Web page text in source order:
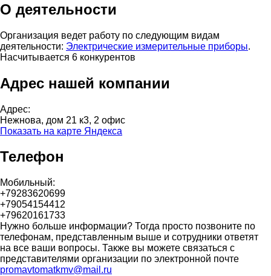
О деятельности
Организация ведет работу по следующим видам
деятельности: Электрические измерительные приборы.
Насчитывается 6 конкурентов
Адрес нашей компании
Адрес:
Нежнова, дом 21 к3, 2 офис
Показать на карте Яндекса
Телефон
Мобильный:
+79283620699
+79054154412
+79620161733
Нужно больше информации? Тогда просто позвоните по
телефонам, представленным выше и сотрудники ответят
на все ваши вопросы. Также вы можете связаться с
представителями организации по электронной почте
promavtomatkmv@mail.ru